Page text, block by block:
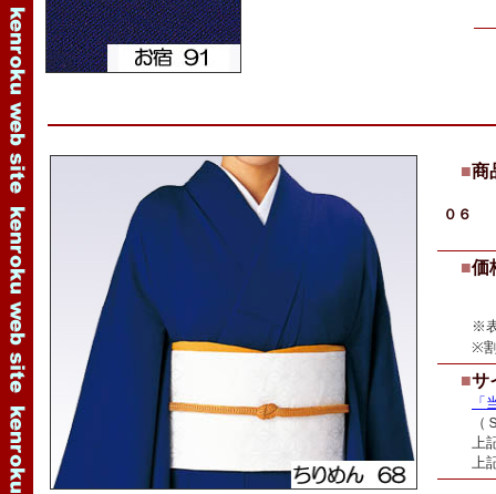
■商
０６
■価
※表
※割引
■サ
「
（Ｓ
上記
上記